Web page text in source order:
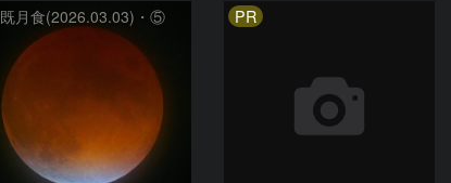
月食(2026.03.03)・⑤ PR